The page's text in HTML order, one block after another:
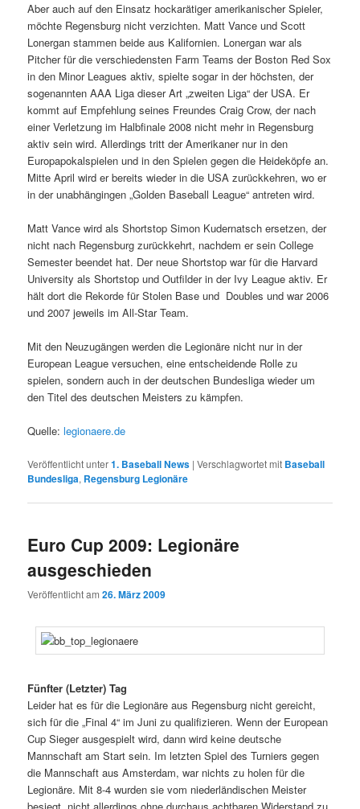
Aber auch auf den Einsatz hockarätiger amerikanischer Spieler,
möchte Regensburg nicht verzichten. Matt Vance und Scott
Lonergan stammen beide aus Kalifornien. Lonergan war als
Pitcher für die verschiedensten Farm Teams der Boston Red Sox
in den Minor Leagues aktiv, spielte sogar in der höchsten, der
sogenannten AAA Liga dieser Art „zweiten Liga“ der USA. Er
kommt auf Empfehlung seines Freundes Craig Crow, der nach
einer Verletzung im Halbfinale 2008 nicht mehr in Regensburg
aktiv sein wird. Allerdings tritt der Amerikaner nur in den
Europapokalspielen und in den Spielen gegen die Heideköpfe an.
Mitte April wird er bereits wieder in die USA zurückkehren, wo er
in der unabhängingen „Golden Baseball League“ antreten wird.
Matt Vance wird als Shortstop Simon Kudernatsch ersetzen, der
nicht nach Regensburg zurückkehrt, nachdem er sein College
Semester beendet hat. Der neue Shortstop war für die Harvard
University als Shortstop und Outfilder in der Ivy League aktiv. Er
hält dort die Rekorde für Stolen Base und Doubles und war 2006
und 2007 jeweils im All-Star Team.
Mit den Neuzugängen werden die Legionäre nicht nur in der
European League versuchen, eine entscheidende Rolle zu
spielen, sondern auch in der deutschen Bundesliga wieder um
den Titel des deutschen Meisters zu kämpfen.
Quelle:legionaere.de
Veröffentlicht unter1. Baseball News |Verschlagwortet mit Baseball
Bundesliga, Regensburg Legionäre
Euro Cup 2009: Legionäre
ausgeschieden
Veröffentlicht am26. März 2009
Fünfter (Letzter) Tag
Leider hat es für die Legionäre aus Regensburg nicht gereicht,
sich für die „Final 4“ im Juni zu qualifizieren. Wenn der European
Cup Sieger ausgespielt wird, dann wird keine deutsche
Mannschaft am Start sein. Im letzten Spiel des Turniers gegen
die Mannschaft aus Amsterdam, war nichts zu holen für die
Legionäre. Mit 8-4 wurden sie vom niederländischen Meister